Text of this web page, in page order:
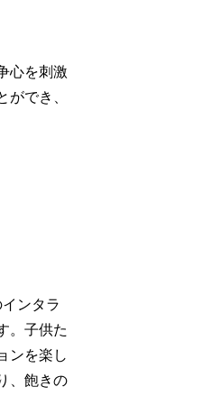
心を刺激
ができ、
ンタラ
。子供た
ンを楽し
、飽きの